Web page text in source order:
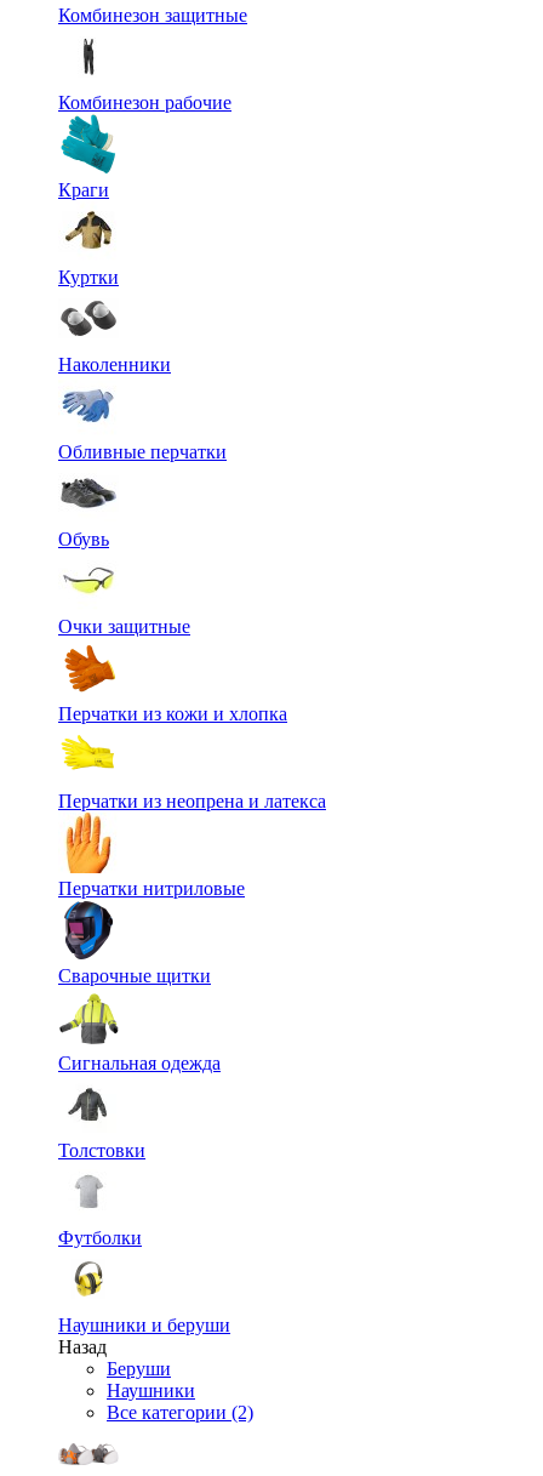
Комбинезон защитные
Комбинезон рабочие
Краги
Куртки
Наколенники
Обливные перчатки
Обувь
Очки защитные
Перчатки из кожи и хлопка
Перчатки из неопрена и латекса
Перчатки нитриловые
Сварочные щитки
Сигнальная одежда
Толстовки
Футболки
Наушники и беруши
Назад
Беруши
Наушники
Все категории (2)